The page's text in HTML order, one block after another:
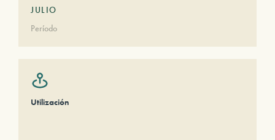
JULIO
Período
Utilización